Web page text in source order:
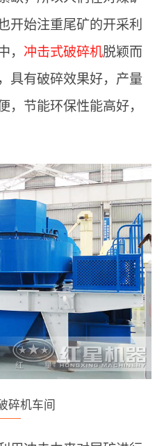
开始注重尾矿的开采利
， 冲击式破碎机脱颖而
具有破碎效果好，产量
，节能环保性能高好，
碎机车间